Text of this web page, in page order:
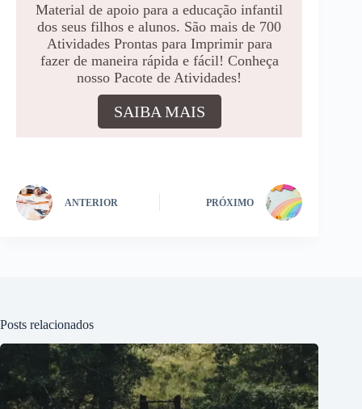
Material de apoio para a educação infantil
dos seus filhos e alunos. São mais de 700
Atividades Prontas para Imprimir para
fazer de maneira rápida e fácil! Conheça
nosso Pacote de Atividades!
SAIBA MAIS
ANTERIOR PRÓXIMO
Posts relacionados